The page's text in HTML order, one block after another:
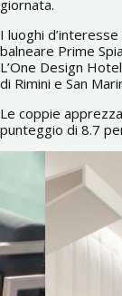
giornata.
I luoghi
balneare Prime
L’One Design
di Rimini e San
Le coppie
punteggio di 8.7